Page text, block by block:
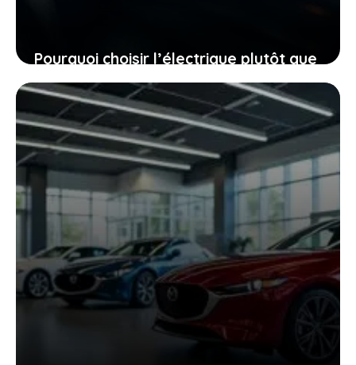
Pourquoi choisir l’électrique plutôt que
le diesel, même quand le mercure
chute à -40 °C
27 janvier 2026